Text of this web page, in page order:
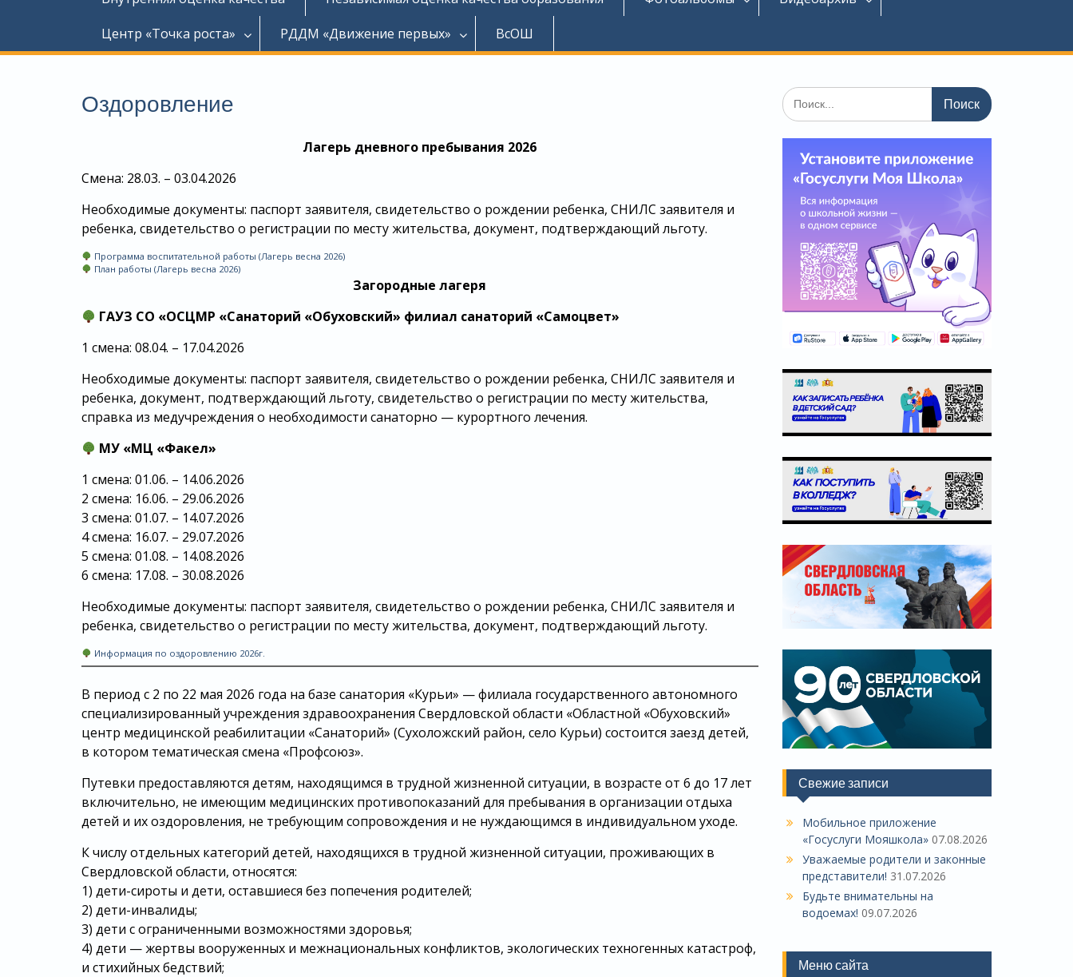
Центр «Точка роста»
РДДМ «Движение первых» ВсОШ
Оздоровление
Лагерь дневного пребывания 2026
Смена: 28.03. – 03.04.2026
Необходимые документы: паспорт заявителя, свидетельство о рождении ребенка, СНИЛС заявителя и
ребенка, свидетельство о регистрации по месту жительства, документ, подтверждающий льготу.
Программа воспитательной работы (Лагерь весна 2026)
План работы (Лагерь весна 2026)
Загородные лагеря
ГАУЗ СО «ОСЦМР «Санаторий «Обуховский» филиал санаторий «Самоцвет»
1 смена: 08.04. – 17.04.2026
Необходимые документы: паспорт заявителя, свидетельство о рождении ребенка, СНИЛС заявителя и
ребенка, документ, подтверждающий льготу, свидетельство о регистрации по месту жительства,
справка из медучреждения о необходимости санаторно — курортного лечения.
МУ «МЦ «Факел»
1 смена: 01.06. – 14.06.2026
2 смена: 16.06. – 29.06.2026
3 смена: 01.07. – 14.07.2026
4 смена: 16.07. – 29.07.2026
5 смена: 01.08. – 14.08.2026
6 смена: 17.08. – 30.08.2026
Необходимые документы: паспорт заявителя, свидетельство о рождении ребенка, СНИЛС заявителя и
ребенка, свидетельство о регистрации по месту жительства, документ, подтверждающий льготу.
Информация по оздоровлению 2026г.
В период с 2 по 22 мая 2026 года на базе санатория «Курьи» — филиала государственного автономного
специализированный учреждения здравоохранения Свердловской области «Областной «Обуховский»
центр медицинской реабилитации «Санаторий» (Сухоложский район, село Курьи) состоится заезд детей,
в котором тематическая смена «Профсоюз».
Путевки предоставляются детям, находящимся в трудной жизненной ситуации, в возрасте от 6 до 17 лет
включительно, не имеющим медицинских противопоказаний для пребывания в организации отдыха
детей и их оздоровления, не требующим сопровождения и не нуждающимся в индивидуальном уходе.
К числу отдельных категорий детей, находящихся в трудной жизненной ситуации, проживающих в
Свердловской области, относятся:
1) дети-сироты и дети, оставшиеся без попечения родителей;
2) дети-инвалиды;
3) дети с ограниченными возможностями здоровья;
4) дети — жертвы вооруженных и межнациональных конфликтов, экологических техногенных катастроф,
и стихийных бедствий;
Поиск
по:
Свежие записи
Мобильное приложение
«Госуслуги Мояшкола» 07.08.2026
Уважаемые родители и законные
представители! 31.07.2026
Будьте внимательны на
водоемах! 09.07.2026
Меню сайта